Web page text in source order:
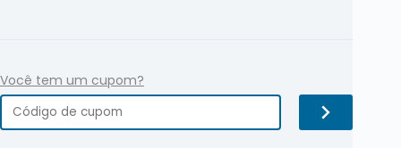
Você tem um cupom?